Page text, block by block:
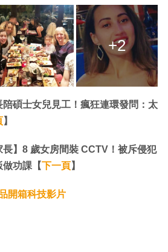
+2
陪碩士女兒見工！瘋狂連環發問：太
】
長】8 歲女房間裝 CCTV！被斥侵犯
功課【下一頁】
開箱科技影片